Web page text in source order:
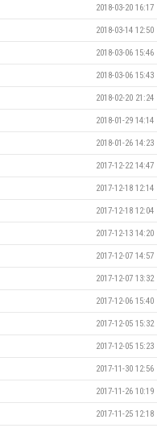
2018-03-20 16:17
2018-03-14 12:50
2018-03-06 15:46
2018-03-06 15:43
2018-02-20 21:24
2018-01-29 14:14
2018-01-26 14:23
2017-12-22 14:47
2017-12-18 12:14
2017-12-18 12:04
2017-12-13 14:20
2017-12-07 14:57
2017-12-07 13:32
2017-12-06 15:40
2017-12-05 15:32
2017-12-05 15:23
2017-11-30 12:56
2017-11-26 10:19
2017-11-25 12:18